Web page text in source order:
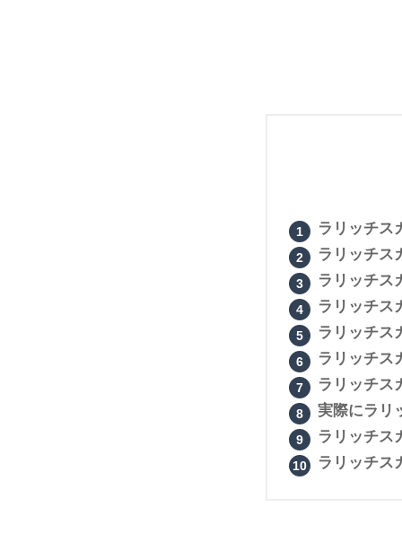
ラリッチス
ラリッチス
ラリッチス
ラリッチス
ラリッチス
ラリッチス
ラリッチス
実際にラリ
ラリッチス
ラリッチス